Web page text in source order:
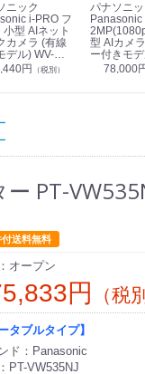
ニック
i-PRO フ
小型 AIネット
カメラ (有線
デル) WV-
(送料無料)
円 （税別）
パナソニッ
Panasonic
型 AIカメ
ー付きモ
S71301-
78,000
PT-
送料無料
オープン
円 （税
タブルタイプ】
ド：Panasonic
PT-VW535NJ